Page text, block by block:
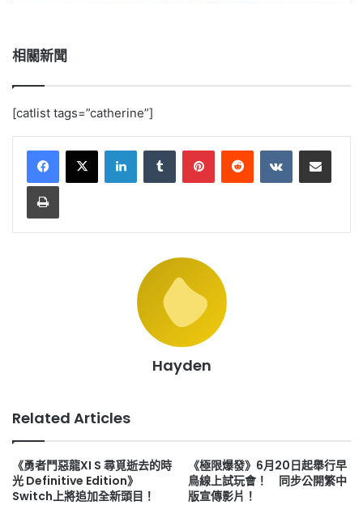
相關新聞
[catlist tags=”catherine”]
LinkedInTumblr PinterestReddit VKontakteShare via Email
Print
Hayden
Related Articles
《勇者鬥惡龍XI S 尋覓逝去的時
光 Definitive Edition》
Switch上將追加全新頭目！
《極限爆發》6月20日起舉行早
鳥線上試玩會！ 同步公開繁中
版宣傳影片！